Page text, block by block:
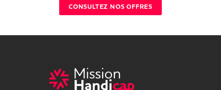
CONSULTEZ NOS OFFRES